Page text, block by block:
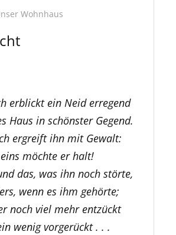
Wohnhaus
erblickt ein Neid erregend
Haus in schönster Gegend.
ergreift ihn mit Gewalt:
möchte er halt!
das, was ihn noch störte,
wenn es ihm gehörte;
noch viel mehr entzückt
wenig vorgerückt . . .